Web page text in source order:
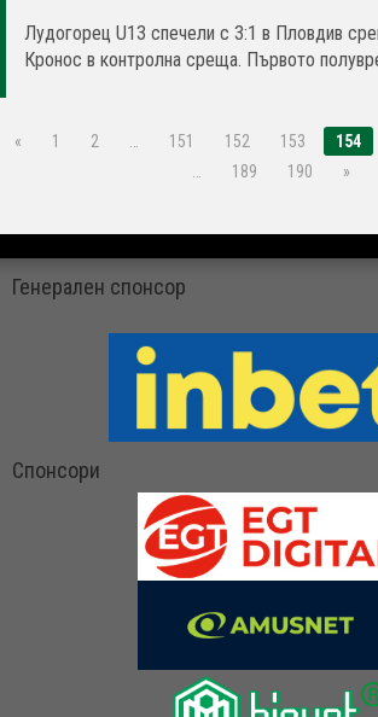
Лудогорец U13 спечели с 3:1 в Пловдив
Кронос в контролна среща. Първото
« 1 2 … 151 152 153 154
…
189 190 »
Генерален спонсор
Спонсори